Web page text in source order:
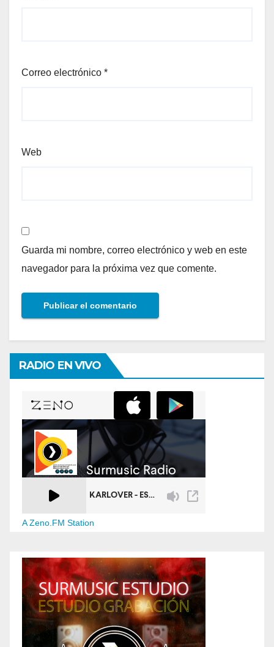
Correo electrónico *
Web
Guarda mi nombre, correo electrónico y web en este
navegador para la próxima vez que comente.
RADIO EN VIVO
A Zeno.FM Station